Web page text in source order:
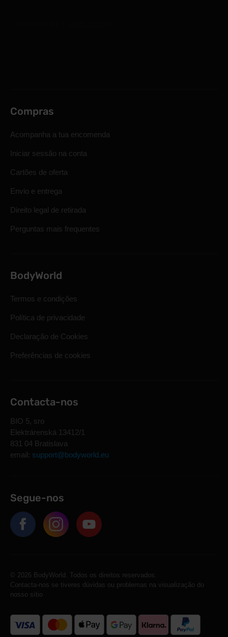
Compras
Acompanha a tua encomenda
Iniciar sessão na conta
Cartões de oferta
Envio e entrega
Direito legal de retirada
Perguntas mais frequentes
BodyWorld
Termos e condições
Política de privacidade
Declaração de Cookies
Preferências de cookies
Contacta-nos
BIO 5, sro
Elektrárenská 13412/1
831 04 Bratislava
email: support@bodyworld.eu
Segue-nos
© 2026 BodyWorld. Todos os direitos reservados.
Contacta-nos se tiveres dúvidas ou problemas na visualização do
nosso sítio